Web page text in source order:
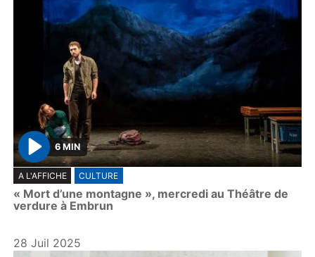
P
l
a
y
6 MIN
A L'AFFICHE CULTURE
« Mort d’une montagne », mercredi au Théâtre de
verdure à Embrun
28 Juil 2025